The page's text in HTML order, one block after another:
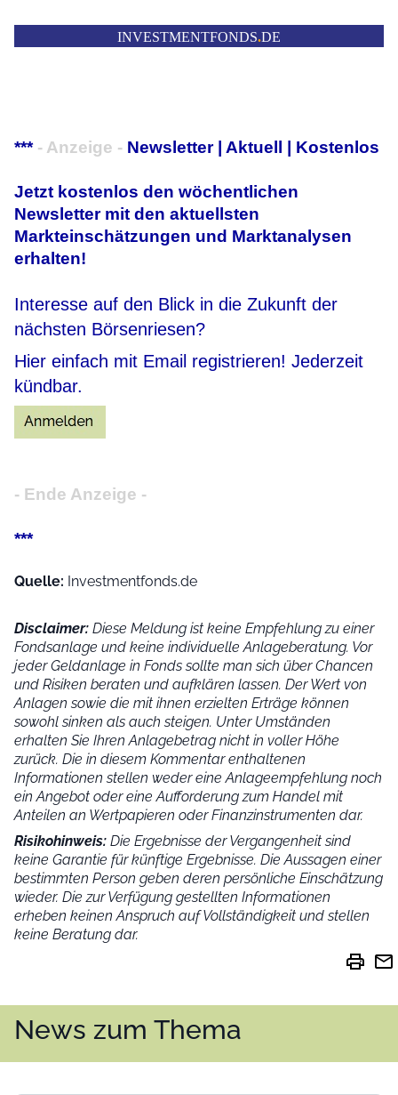
INVESTMENTFONDS.DE
*** - Anzeige - Newsletter | Aktuell | Kostenlos
Jetzt kostenlos den wöchentlichen
Newsletter mit den aktuellsten
Markteinschätzungen und Marktanalysen
erhalten!
Interesse auf den Blick in die Zukunft der
nächsten Börsenriesen?
Hier einfach mit Email registrieren! Jederzeit
kündbar.
- Ende Anzeige -
***
Quelle: Investmentfonds.de
Disclaimer: Diese Meldung ist keine Empfehlung zu einer
Fondsanlage und keine individuelle Anlageberatung. Vor
jeder Geldanlage in Fonds sollte man sich über Chancen
und Risiken beraten und aufklären lassen. Der Wert von
Anlagen sowie die mit ihnen erzielten Erträge können
sowohl sinken als auch steigen. Unter Umständen
erhalten Sie Ihren Anlagebetrag nicht in voller Höhe
zurück. Die in diesem Kommentar enthaltenen
Informationen stellen weder eine Anlageempfehlung noch
ein Angebot oder eine Aufforderung zum Handel mit
Anteilen an Wertpapieren oder Finanzinstrumenten dar.
Risikohinweis: Die Ergebnisse der Vergangenheit sind
keine Garantie für künftige Ergebnisse. Die Aussagen einer
bestimmten Person geben deren persönliche Einschätzung
wieder. Die zur Verfügung gestellten Informationen
erheben keinen Anspruch auf Vollständigkeit und stellen
keine Beratung dar.
print mail
News zum Thema